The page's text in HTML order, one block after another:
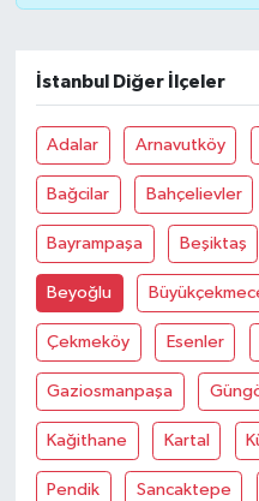
İstanbul Diğer İlçeler
Adalar Arnavutköy
Bağcilar Bahçelievler
Bayrampaşa Beşiktaş
Beyoğlu
Çekmeköy Esenler
Gaziosmanpaşa
Kağithane Kartal
Pendik Sancaktepe